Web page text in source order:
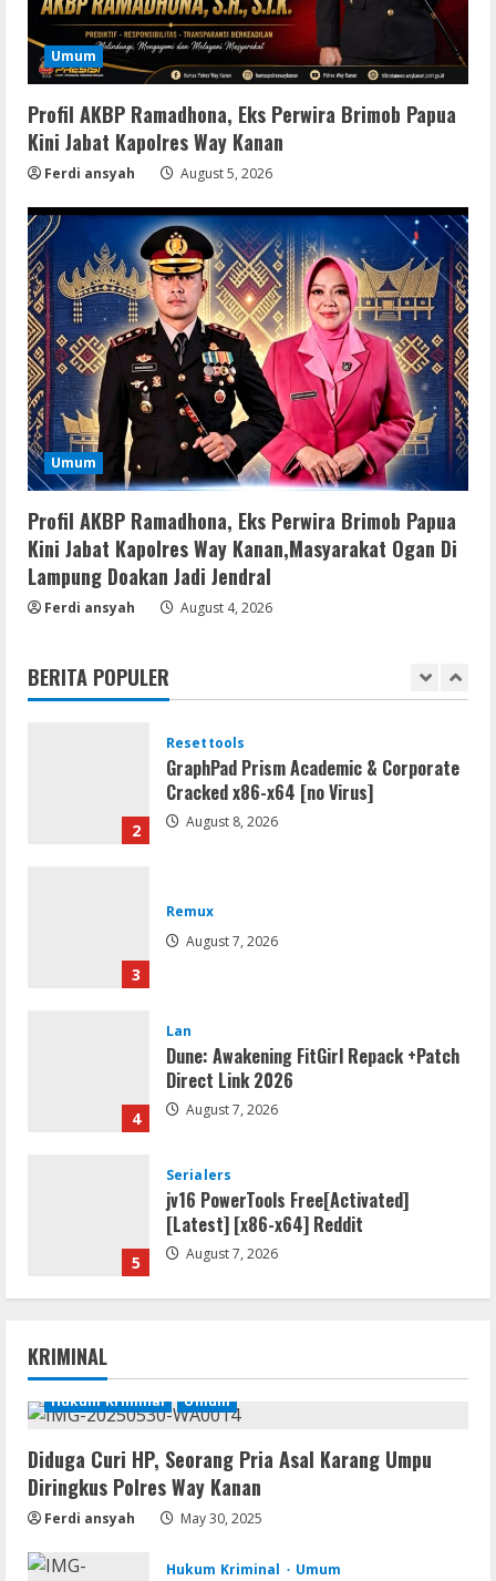
Umum
Profil AKBP Ramadhona, Eks Perwira Brimob Papua
Kini Jabat Kapolres Way Kanan
Ferdi ansyah August 5, 2026
Umum
Profil AKBP Ramadhona, Eks Perwira Brimob Papua
Kini Jabat Kapolres Way Kanan,Masyarakat Ogan Di
Lampung Doakan Jadi Jendral
Ferdi ansyah August 4, 2026
BERITA POPULER
2
Resettools
GraphPad Prism Academic & Corporate
Cracked x86-x64 [no Virus]
3
August 7, 2026
4
Lan
Dune: Awakening FitGirl Repack +Patch
Direct Link 2026
August 7, 2026
5
Serialers
jv16 PowerTools Free[Activated]
August 7, 2026
1
Resettools
Vpn One Click Cracked x86-x64 [no
2
Resettools
GraphPad Prism Academic & Corporate
Cracked x86-x64 [no Virus]
August 8, 2026
3
Remux
August 7, 2026
4
Lan
Dune: Awakening FitGirl Repack +Patch
Direct Link 2026
August 7, 2026
5
Serialers
jv16 PowerTools Free[Activated]
[Latest] [x86-x64] Reddit
August 7, 2026
1 August 8, 2026
Resettools
GraphPad Prism Academic & Corporate
Cracked x86-x64 [no Virus]
KRIMINAL
Hukum Kriminal Umum
Diduga Curi HP, Seorang Pria Asal Karang Umpu
Diringkus Polres Way Kanan
Ferdi ansyah May 30, 2025
Hukum Kriminal Umum